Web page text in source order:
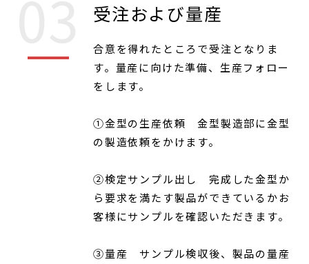
受注および量産
合意を得れたところで受注となりま
す。量産に向けた準備、生産フォロー
をします。
①金型の生産依頼 金型製造部に金型
の製造依頼をかけます。
②検定サンプル出し 完成した金型か
ら要求を満たす製品ができているかお
客様にサンプルを確認いただきます。
③量産 サンプル検収後、製品の量産